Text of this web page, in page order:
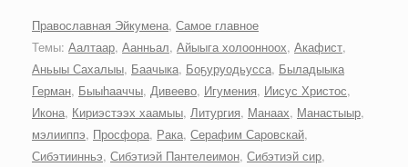
Православная Эйкумена, Самое главное
Темы: Аалтаар, Аанньал, Айыыга холоонноох, Акафист,
Аньыы Сахалыы, Баачыка, Боҕуруодьусса, Быладыыка
Герман, Быыһааччы, Дивеево, Игумения, Иисус Христос,
Икона, Кириэстээх хаамыы, Литургия, Манаах, Манастыыр,
мэлииппэ, Просфора, Рака, Серафим Саровскай,
Сибэтиинньэ, Сибэтиэй Пантелеимон, Сибэтиэй сир,